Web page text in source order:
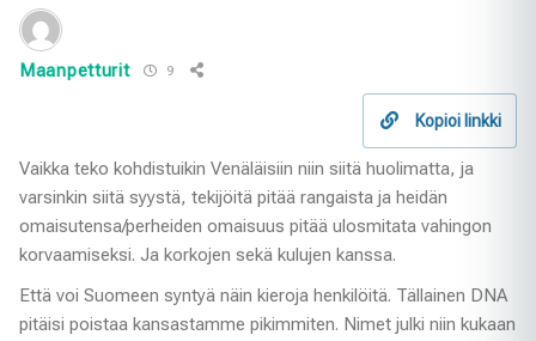
Maanpetturit 9
Kopioi linkki
Vaikka teko kohdistuikin Venäläisiin niin siitä huolimatta, ja
varsinkin siitä syystä, tekijöitä pitää rangaista ja heidän
omaisutensa/perheiden omaisuus pitää ulosmitata vahingon
korvaamiseksi. Ja korkojen sekä kulujen kanssa.
Että voi Suomeen syntyä näin kieroja henkilöitä. Tällainen DNA
pitäisi poistaa kansastamme pikimmiten. Nimet julki niin kukaan